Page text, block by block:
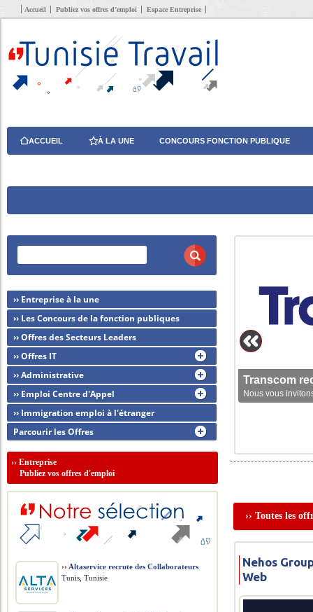
Accueil Publiez vos offres d’emploi Espace Entreprise
ACCUEIL À LA UNE CONCOURS FONCTION PUBLIQUE
Transcom
Nous vous
›› Toutes les
Nehos
Web
›› Entreprise à la une
›› Les Concours de la fonction publiques
›› Offres des Secteurs Leaders
›› Offres IT
›› Administrative
›› Emploi Centre d'Appel
›› Immigration emploi à l'étranger
Parcourir les Offres
››Entreprise
Publiez vos offres d'emploi
›› Altaservice recrute des Collaborateurs
Tunis, Tunisie